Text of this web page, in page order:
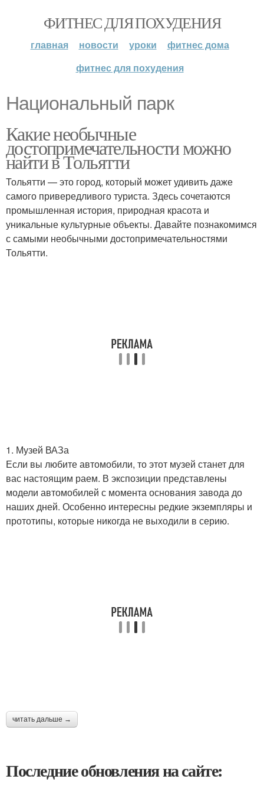
ФИТНЕС ДЛЯ ПОХУДЕНИЯ
главная новости уроки
фитнес дома
фитнес для похудения
Национальный парк
Какие необычные
достопримечательности можно
найти в Тольятти
Тольятти — это город, который может удивить даже
самого привередливого туриста. Здесь сочетаются
промышленная история, природная красота и
уникальные культурные объекты. Давайте познакомимся
с самыми необычными достопримечательностями
Тольятти.
1. Музей ВАЗа
Если вы любите автомобили, то этот музей станет для
вас настоящим раем. В экспозиции представлены
модели автомобилей с момента основания завода до
наших дней. Особенно интересны редкие экземпляры и
прототипы, которые никогда не выходили в серию.
читать дальше →
Последние обновления на сайте: